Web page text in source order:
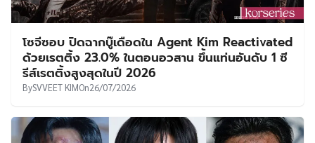
โซจีซอบ ปิดฉากบู๊เดือดใน Agent Kim Reactivated
ด้วยเรตติ้ง 23.0% ในตอนอวสาน ขึ้นแท่นอันดับ 1 ซี
รีส์เรตติ้งสูงสุดในปี 2026
BySVVEET KIMOn26/07/2026